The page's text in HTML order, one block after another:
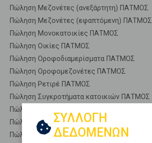
Πώληση Μεζονέτες (ανεξάρτητη) ΠΑΤΜΟΣ
Πώληση Μεζονέτες (εφαπτόμενη) ΠΑΤΜΟΣ
Πώληση Μονοκατοικίες ΠΑΤΜΟΣ
Πώληση Οικίες ΠΑΤΜΟΣ
Πώληση Οροφοδιαμερίσματα ΠΑΤΜΟΣ
Πώληση Οροφομεζονέτες ΠΑΤΜΟΣ
Πώληση Ρετιρέ ΠΑΤΜΟΣ
Πώληση Συγκροτήματα κατοικιών ΠΑΤΜΟΣ
Πώληση Υπόγεια ΠΑΤΜΟΣ
Πώληση Υπόσκαφα ΠΑΤΜΟΣ
Πώληση Υπολ. υψουν ΠΑΤΜΟΣ
ΣΥΛΛΟΓΗ
ΔΕΔΟΜΕΝΩΝ